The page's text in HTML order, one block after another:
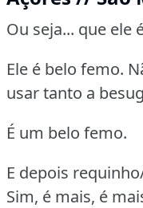
Ou seja... que ele
Ele é belo femo.
usar tanto a
É um belo femo.
E depois
Sim, é mais, é